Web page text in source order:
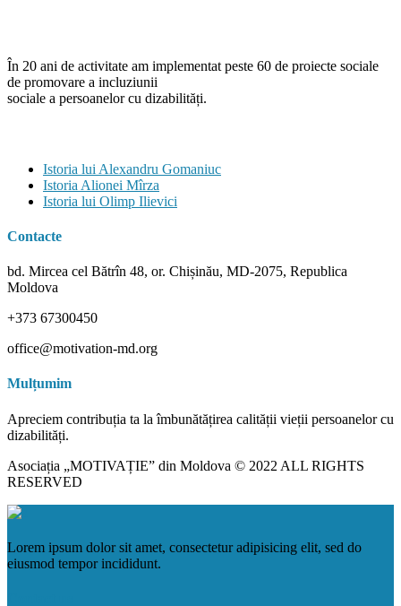
În 20 ani de activitate am implementat peste 60 de proiecte sociale
de promovare a incluziunii
sociale a persoanelor cu dizabilități.
Istoria lui Alexandru Gomaniuc
Istoria Alionei Mîrza
Istoria lui Olimp Ilievici
Contacte
bd. Mircea cel Bătrîn 48, or. Chișinău, MD-2075, Republica
Moldova
+373 67300450
office@motivation-md.org
Mulțumim
Apreciem contribuția ta la îmbunătățirea calității vieții persoanelor cu
dizabilități.
Asociația „MOTIVAȚIE” din Moldova © 2022 ALL RIGHTS
RESERVED
Lorem ipsum dolor sit amet, consectetur adipisicing elit, sed do
eiusmod tempor incididunt.